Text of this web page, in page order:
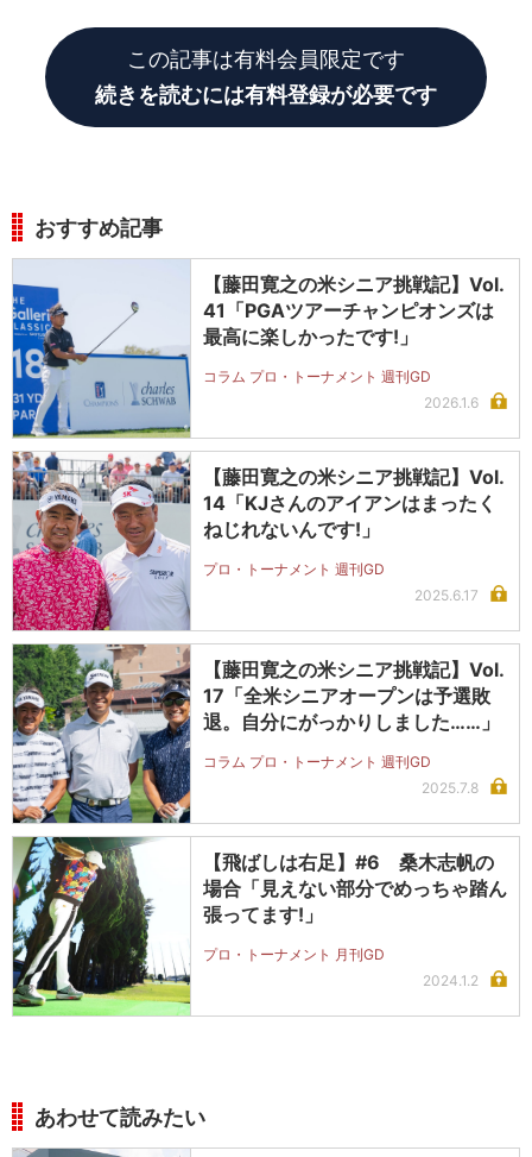
この記事は有料会員限定です
続きを読むには有料登録が必要です
おすすめ記事
【藤田寛之の米シニア挑戦記】Vol.
41「PGAツアーチャンピオンズは
最高に楽しかったです!」
コラム プロ・トーナメント 週刊GD
2026.1.6
【藤田寛之の米シニア挑戦記】Vol.
14「KJさんのアイアンはまったく
ねじれないんです!」
プロ・トーナメント 週刊GD
2025.6.17
【藤田寛之の米シニア挑戦記】Vol.
17「全米シニアオープンは予選敗
退。自分にがっかりしました……」
コラム プロ・トーナメント 週刊GD
2025.7.8
【飛ばしは右足】#6 桑木志帆の
場合「見えない部分でめっちゃ踏ん
張ってます!」
プロ・トーナメント 月刊GD
2024.1.2
あわせて読みたい